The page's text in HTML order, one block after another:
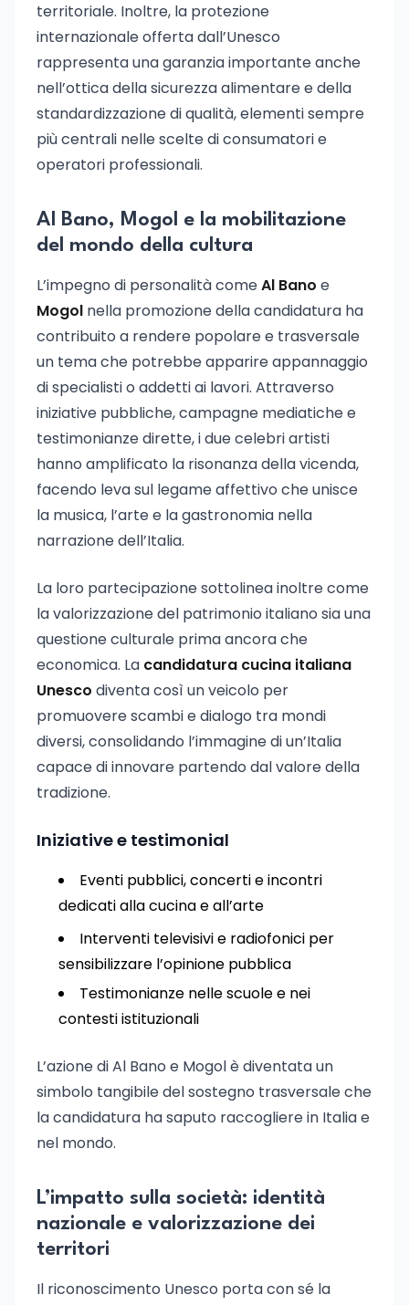
territoriale. Inoltre, la protezione
internazionale offerta dall’Unesco
rappresenta una garanzia importante anche
nell’ottica della sicurezza alimentare e della
standardizzazione di qualità, elementi sempre
più centrali nelle scelte di consumatori e
operatori professionali.
Al Bano, Mogol e la mobilitazione
del mondo della cultura
L’impegno di personalità comeAl Bano e
Mogol nella promozione della candidatura ha
contribuito a rendere popolare e trasversale
un tema che potrebbe apparire appannaggio
di specialisti o addetti ai lavori. Attraverso
iniziative pubbliche, campagne mediatiche e
testimonianze dirette, i due celebri artisti
hanno amplificato la risonanza della vicenda,
facendo leva sul legame affettivo che unisce
la musica, l’arte e la gastronomia nella
narrazione dell’Italia.
La loro partecipazione sottolinea inoltre come
la valorizzazione del patrimonio italiano sia una
questione culturale prima ancora che
economica. La candidatura cucina italiana
Unesco diventa così un veicolo per
promuovere scambi e dialogo tra mondi
diversi, consolidando l’immagine di un’Italia
capace di innovare partendo dal valore della
tradizione.
Iniziative e testimonial
Eventi pubblici, concerti e incontri
dedicati alla cucina e all’arte
Interventi televisivi e radiofonici per
sensibilizzare l’opinione pubblica
Testimonianze nelle scuole e nei
contesti istituzionali
L’azione di Al Bano e Mogol è diventata un
simbolo tangibile del sostegno trasversale che
la candidatura ha saputo raccogliere in Italia e
nel mondo.
L’impatto sulla società: identità
nazionale e valorizzazione dei
territori
Il riconoscimento Unesco porta con sé la